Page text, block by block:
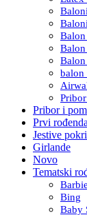
balon
Pribor i
Prvi
Jestive
Girlande
Novo
Tematski
Barbie
Bing
Baby